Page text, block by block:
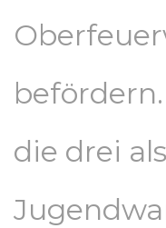
die drei